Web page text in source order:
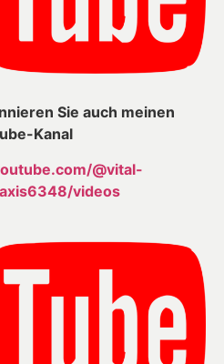
Sie auch meinen
Kanal
@vital-
videos